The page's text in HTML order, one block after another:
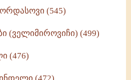
(545)
(ველიმიროვიჩი) (499)
(476)